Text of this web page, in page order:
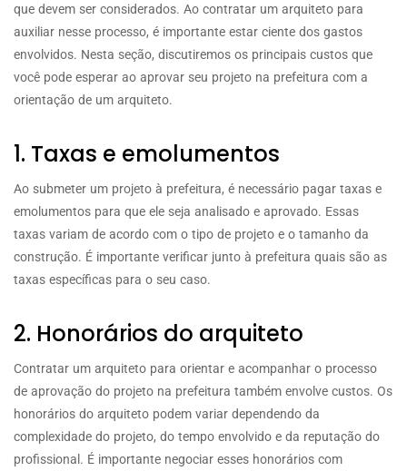
que devem ser considerados. Ao contratar um arquiteto para
auxiliar nesse processo, é importante estar ciente dos gastos
envolvidos. Nesta seção, discutiremos os principais custos que
você pode esperar ao aprovar seu projeto na prefeitura com a
orientação de um arquiteto.
1. Taxas e emolumentos
Ao submeter um projeto à prefeitura, é necessário pagar taxas e
emolumentos para que ele seja analisado e aprovado. Essas
taxas variam de acordo com o tipo de projeto e o tamanho da
construção. É importante verificar junto à prefeitura quais são as
taxas específicas para o seu caso.
2. Honorários do arquiteto
Contratar um arquiteto para orientar e acompanhar o processo
de aprovação do projeto na prefeitura também envolve custos. Os
honorários do arquiteto podem variar dependendo da
complexidade do projeto, do tempo envolvido e da reputação do
profissional. É importante negociar esses honorários com